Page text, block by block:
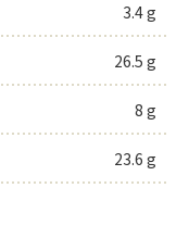
3.4 g
26.5 g
8 g
23.6 g